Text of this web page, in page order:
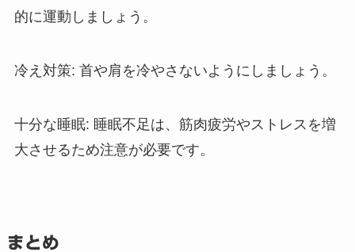
的に運動しましょう。
冷え対策: 首や肩を冷やさないようにしましょう。
十分な睡眠: 睡眠不足は、筋肉疲労やストレスを増
大させるため注意が必要です。
まとめ